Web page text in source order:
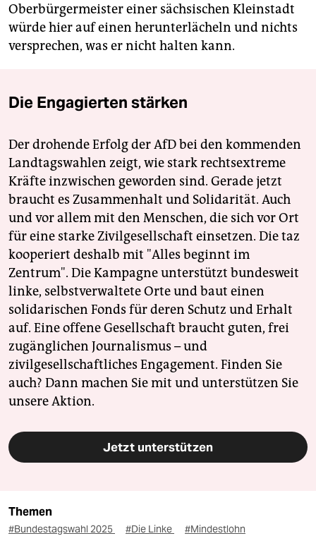
Oberbürgermeister einer sächsischen Kleinstadt
würde hier auf einen herunterlächeln und nichts
versprechen, was er nicht halten kann.
Die Engagierten stärken
Der drohende Erfolg der AfD bei den kommenden
Landtagswahlen zeigt, wie stark rechtsextreme
Kräfte inzwischen geworden sind. Gerade jetzt
braucht es Zusammenhalt und Solidarität. Auch
und vor allem mit den Menschen, die sich vor Ort
für eine starke Zivilgesellschaft einsetzen. Die taz
kooperiert deshalb mit "Alles beginnt im
Zentrum". Die Kampagne unterstützt bundesweit
linke, selbstverwaltete Orte und baut einen
solidarischen Fonds für deren Schutz und Erhalt
auf. Eine offene Gesellschaft braucht guten, frei
zugänglichen Journalismus – und
zivilgesellschaftliches Engagement. Finden Sie
auch? Dann machen Sie mit und unterstützen Sie
unsere Aktion.
Jetzt unterstützen
Themen
#Bundestagswahl 2025 #Die Linke
#Mindestlohn